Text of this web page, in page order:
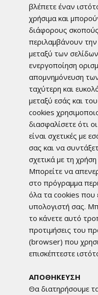
βλέπετε έναν
χρήσιμα και
διάφορους
περιλαμβάνουν
μεταξύ των
ενεργοποίηση
απομνημόνευση
ταχύτερη και
μεταξύ εσάς και
cookies
διασφαλίσετε ότι
είναι σχετικές με
σας και να
σχετικά με τη
Μπορείτε να
στο πρόγραμμα
όλα τα cookies που
υπολογιστή σας.
το κάνετε αυτό
προτιμήσεις του
(browser) που
επισκέπτεστε
ΑΠΟΘΗΚΕΥΣΗ
Θα διατηρήσουμε